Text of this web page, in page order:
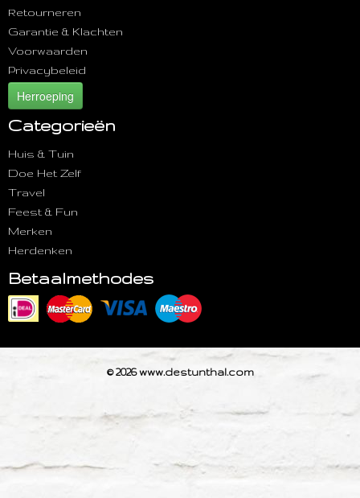
Retourneren
Garantie & Klachten
Voorwaarden
Privacybeleid
Herroeping
Categorieën
Huis & Tuin
Doe Het Zelf
Travel
Feest & Fun
Merken
Herdenken
Betaalmethodes
© 2026 www.destunthal.com